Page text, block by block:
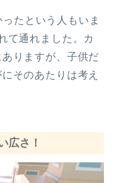
たという人もいま
て通れました。カ
りますが、子供だ
そのあたりは考え
広さ！